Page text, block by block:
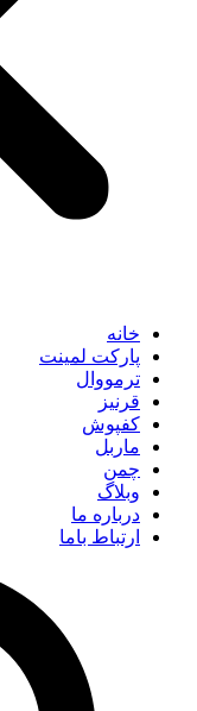
خانه
پارکت لمینت
ترمووال
قرنیز
کفپوش
ماربل
چمن
وبلاگ
درباره ما
ارتباط باما